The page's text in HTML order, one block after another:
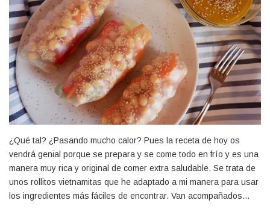
¿Qué tal? ¿Pasando mucho calor? Pues la receta de hoy os
vendrá genial porque se prepara y se come todo en frío y es una
manera muy rica y original de comer extra saludable. Se trata de
unos rollitos vietnamitas que he adaptado a mi manera para usar
los ingredientes más fáciles de encontrar. Van acompañados…